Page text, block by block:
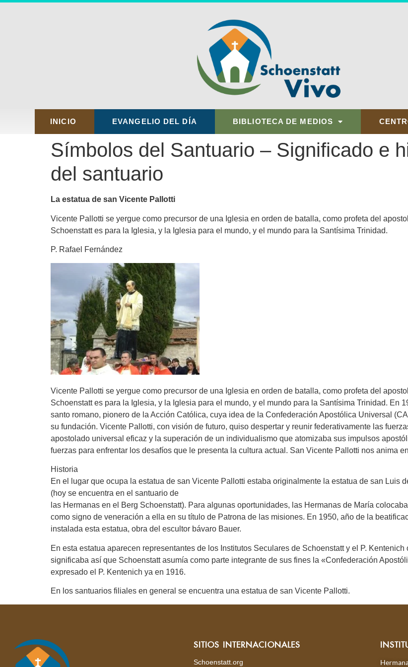
INICIO EVANGELIO DEL DÍA BIBLIOTECA DE MEDIOS
Símbolos del Santuario – Significado e
del santuario
La estatua de san Vicente Pallotti
Vicente Pallotti se yergue como precursor de una Iglesia en orden de batalla, como profeta del
Schoenstatt es para la Iglesia, y la Iglesia para el mundo, y el mundo para la Santísima Trinidad.
P. Rafael Fernández
Vicente Pallotti se yergue como precursor de una Iglesia en orden de batalla, como profeta del
Schoenstatt es para la Iglesia, y la Iglesia para el mundo, y el mundo para la Santísima Trinidad. En
santo romano, pionero de la Acción Católica, cuya idea de la Confederación Apostólica Universal
su fundación. Vicente Pallotti, con visión de futuro, quiso despertar y reunir federativamente las
apostolado universal eficaz y la superación de un individualismo que atomizaba sus impulsos
fuerzas para enfrentar los desafíos que le presenta la cultura actual. San Vicente Pallotti nos anima
Historia
En el lugar que ocupa la estatua de san Vicente Pallotti estaba originalmente la estatua de san Luis
(hoy se encuentra en el santuario de
las Hermanas en el Berg Schoenstatt). Para algunas oportunidades, las Hermanas de María
como signo de veneración a ella en su título de Patrona de las misiones. En 1950, año de la
instalada esta estatua, obra del escultor bávaro Bauer.
En esta estatua aparecen representantes de los Institutos Seculares de Schoenstatt y el P.
significaba así que Schoenstatt asumía como parte integrante de sus fines la «Confederación
expresado el P. Kentenich ya en 1916.
En los santuarios filiales en general se encuentra una estatua de san Vicente Pallotti.
SITIOS INTERNACIONALES
Schoenstatt.org